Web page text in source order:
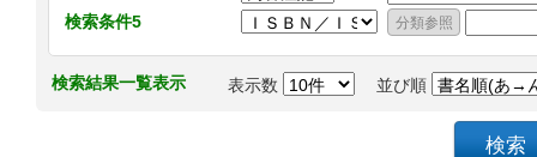
検索条件5
検索結果一覧表示 表示数 並び順